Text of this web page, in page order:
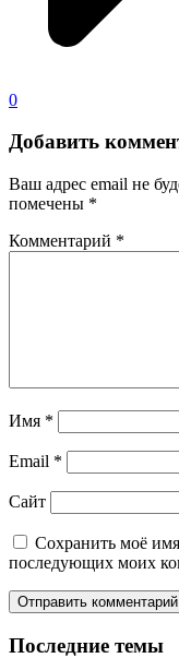
0
Добавить
Ваш адрес email не
помечены *
Комментарий *
Имя *
Email *
Сайт
Сохранить моё
последующих моих
Последние темы